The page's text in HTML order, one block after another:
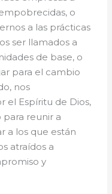
o
a las prácticas
ser llamados a
de base, o
para el cambio
nos
el Espíritu de Dios,
reunir a
a los que están
atraídos a
y